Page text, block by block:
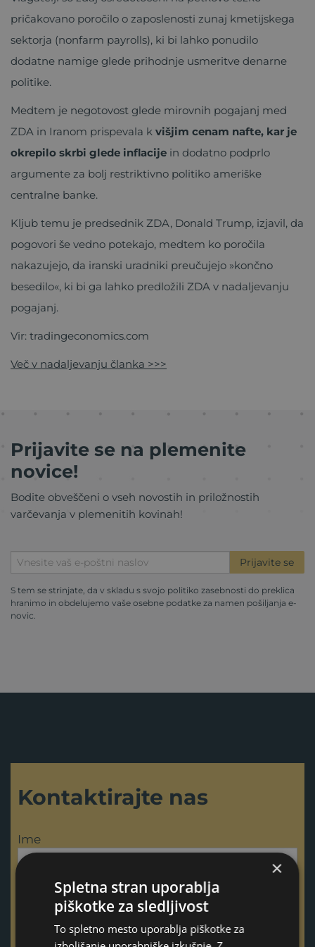
pričakovano poročilo o zaposlenosti zunaj kmetijskega
sektorja (nonfarm payrolls), ki bi lahko ponudilo
dodatne namige glede prihodnje usmeritve denarne
politike.
Medtem je negotovost glede mirovnih pogajanj med
ZDA in Iranom prispevala k višjim cenam nafte, kar je
okrepilo skrbi glede inflacije in dodatno podprlo
argumente za bolj restriktivno politiko ameriške
centralne banke.
Kljub temu je predsednik ZDA, Donald Trump, izjavil, da
pogovori še vedno potekajo, medtem ko poročila
nakazujejo, da iranski uradniki preučujejo »končno
besedilo«, ki bi ga lahko predložili ZDA v nadaljevanju
pogajanj.
Vir: tradingeconomics.com
Več v nadaljevanju članka >>>
Prijavite se na plemenite
novice!
Bodite obveščeni o vseh novostih in priložnostih
varčevanja v plemenitih kovinah!
Prijavite se
S tem se strinjate, da v skladu s svojo politiko zasebnosti do preklica
hranimo in obdelujemo vaše osebne podatke za namen pošiljanja e-
novic.
Kontaktirajte nas
Ime
Priimek
×
Spletna stran uporablja
piškotke za sledljivost
To spletno mesto uporablja piškotke za